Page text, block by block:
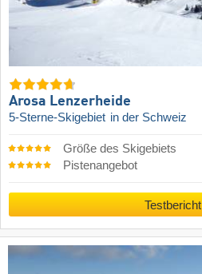
Arosa Lenzerheide
5-Sterne-Skigebiet in der Schweiz
Größe des Skigebiets
Pistenangebot
Testbericht